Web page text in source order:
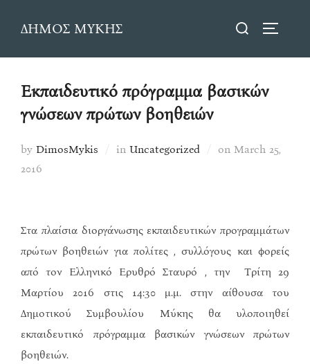
ΔΗΜΟΣ ΜΥΚΗΣ
Search
Εκπαιδευτικό πρόγραμμα βασικών
γνώσεων πρώτων βοηθειών
by DimosMykis in Uncategorized on Posted
March 25,
2016
Στα πλαίσια διοργάνωσης εκπαιδευτικών προγραμμάτων
πρώτων βοηθειών για πολίτες , συλλόγους και φορείς
από τον Ελληνικό Ερυθρό Σταυρό , την Τρίτη 29
Μαρτίου 2016 στις 14:30 μ.μ. στην αίθουσα του
Δημοτικού Συμβουλίου Μύκης θα υλοποιηθεί
εκπαιδευτικό πρόγραμμα βασικών γνώσεων πρώτων
βοηθειών.